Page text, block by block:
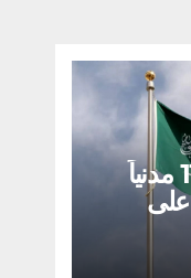
السعودية: إصابة 11 مدنياً
على